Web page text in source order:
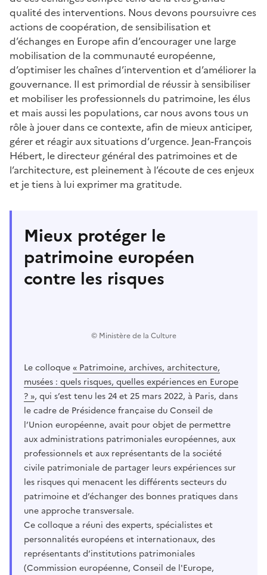
qualité des interventions. Nous devons poursuivre ces
actions de coopération, de sensibilisation et
d’échanges en Europe afin d’encourager une large
mobilisation de la communauté européenne,
d’optimiser les chaînes d’intervention et d’améliorer la
gouvernance. Il est primordial de réussir à sensibiliser
et mobiliser les professionnels du patrimoine, les élus
et mais aussi les populations, car nous avons tous un
rôle à jouer dans ce contexte, afin de mieux anticiper,
gérer et réagir aux situations d’urgence. Jean-François
Hébert, le directeur général des patrimoines et de
l’architecture, est pleinement à l’écoute de ces enjeux
et je tiens à lui exprimer ma gratitude.
Mieux protéger le
patrimoine européen
contre les risques
© Ministère de la Culture
Le colloque « Patrimoine, archives, architecture,
musées : quels risques, quelles expériences en Europe
? », qui s’est tenu les 24 et 25 mars 2022, à Paris, dans
le cadre de Présidence française du Conseil de
l’Union européenne, avait pour objet de permettre
aux administrations patrimoniales européennes, aux
professionnels et aux représentants de la société
civile patrimoniale de partager leurs expériences sur
les risques qui menacent les différents secteurs du
patrimoine et d’échanger des bonnes pratiques dans
une approche transversale.
Ce colloque a réuni des experts, spécialistes et
personnalités européens et internationaux, des
représentants d’institutions patrimoniales
(Commission européenne, Conseil de l'Europe,